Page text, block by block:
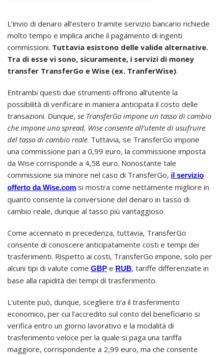
L’invio di denaro all’estero tramite servizio bancario richiede
molto tempo e implica anche il pagamento di ingenti
commissioni. Tuttavia esistono delle valide alternative.
Tra di esse vi sono, sicuramente, i servizi di money
transfer TransferGo e Wise (ex. TranferWise).
Entrambi questi due strumenti offrono all’utente la
possibilità di verificare in maniera anticipata il costo delle
transazioni. Dunque, se TransferGo impone un tasso di cambio
che impone uno spread, Wise consente all’utente di usufruire
del tasso di cambio reale. Tuttavia, se TransferGo impone
una commissione pari a 0,99 euro, la commissione imposta
da Wise corrisponde a 4,58 euro. Nonostante tale
commissione sia minore nel caso di TransferGo, il servizio
offerto da Wise.com si mostra come nettamente migliore in
quanto consente la conversione del denaro in tasso di
cambio reale, dunque al tasso più vantaggioso.
Come accennato in precedenza, tuttavia, TransferGo
consente di conoscere anticipatamente costi e tempi dei
trasferimenti. Rispetto ai costi, TransferGo impone, solo per
alcuni tipi di valute come GBP e RUB, tariffe differenziate in
base alla rapidità dei tempi di trasferimento.
L’utente può, dunque, scegliere tra il trasferimento
economico, per cui l’accredito sul conto del beneficiario si
verifica entro un giorno lavorativo e la modalità di
trasferimento veloce per la quale si paga una tariffa
maggiore, corrispondente a 2,99 euro, ma che consente